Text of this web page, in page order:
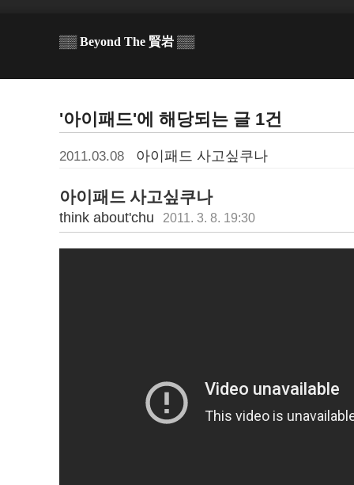
▒▒ Beyond The 賢岩 ▒▒
'아이패드'에 해당되는 글 1건
2011.03.08 아이패드 사고싶쿠나
아이패드 사고싶쿠나
think about'chu 2011. 3. 8. 19:30